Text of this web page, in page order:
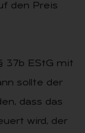
den Preis
37b EStG mit
sollte der
dass das
wird, der